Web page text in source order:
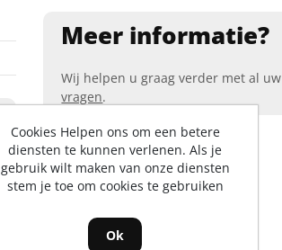
Meer informatie?
Wij helpen u graag verder met al uw
vragen.
Cookies Helpen ons om een betere
diensten te kunnen verlenen. Als je
gebruik wilt maken van onze diensten
stem je toe om cookies te gebruiken
Ok